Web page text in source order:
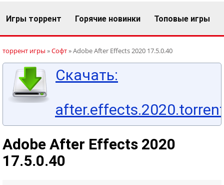
Игры торрент Горячие новинки Топовые игры
торрент игры »Софт» Adobe After Effects 2020 17.5.0.40
Скачать:
Adobe After Effects 2020
17.5.0.40